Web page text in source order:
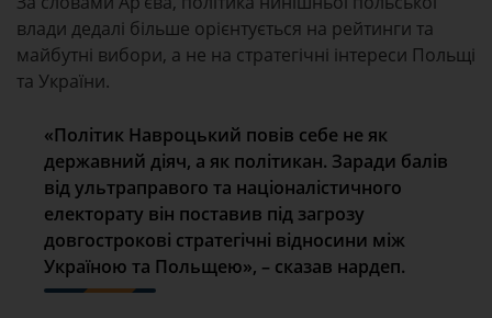
влади дедалі більше орієнтується на рейтинги та
майбутні вибори, а не на стратегічні інтереси Польщі
та України.
«Політик Навроцький повів себе не як
державний діяч, а як політикан. Заради балів
від ультраправого та націоналістичного
електорату він поставив під загрозу
довгострокові стратегічні відносини між
Україною та Польщею», – сказав нардеп.